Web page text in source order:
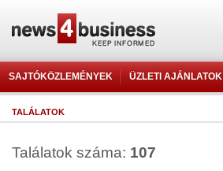
SAJTÓKÖZLEMÉNYEK ÜZLETI AJÁNLATOK
TALÁLATOK
Találatok száma: 107